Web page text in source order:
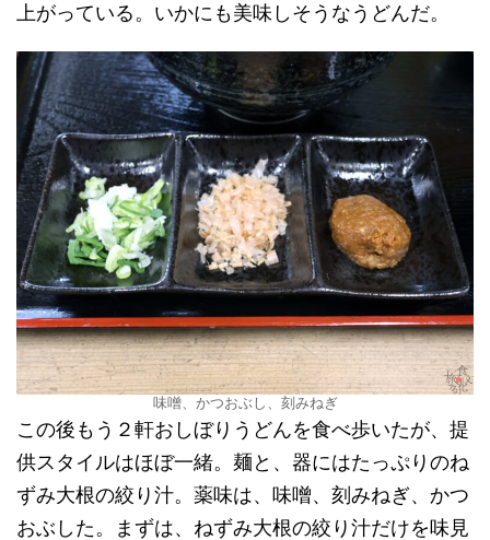
上がっている。いかにも美味しそうなうどんだ。
味噌、かつおぶし、刻みねぎ
この後もう２軒おしぼりうどんを食べ歩いたが、提
供スタイルはほぼ一緒。麺と、器にはたっぷりのね
ずみ大根の絞り汁。薬味は、味噌、刻みねぎ、かつ
おぶした。まずは、ねずみ大根の絞り汁だけを味見